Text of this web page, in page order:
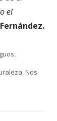
el
,
,Nos